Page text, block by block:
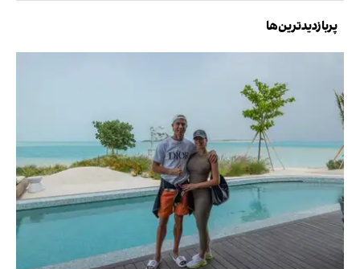
پربازدیدترین‌ها